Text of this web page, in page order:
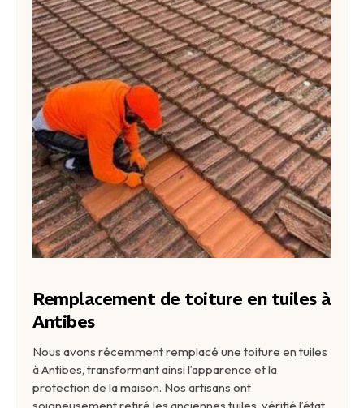
Remplacement de toiture en tuiles à
Antibes
Nous avons récemment remplacé une toiture en tuiles
à Antibes, transformant ainsi l’apparence et la
protection de la maison. Nos artisans ont